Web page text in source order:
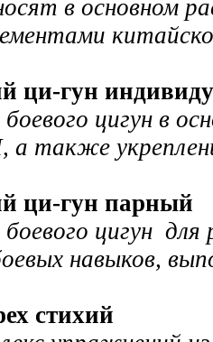
в основном
ци-гун
цигун в
также
ци-гун парный
цигун
навыков,
стихий